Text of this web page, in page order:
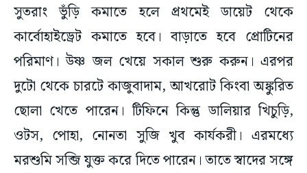
সুতরাং ভুঁড়ি কমাতে হলে প্রথমেই ডায়েট থেকে
কার্বোহাইড্রেট কমাতে হবে। বাড়াতে হবে প্রোটিনের
পরিমাণ। উষ্ণ জল খেয়ে সকাল শুরু করুন। এরপর
দুটো থেকে চারটে কাজুবাদাম, আখরোট কিংবা অঙ্কুরিত
ছোলা খেতে পারেন। টিফিনে কিন্তু ডালিয়ার খিচুড়ি,
ওটস, পোহা, নোনতা সুজি খুব কার্যকরী। এরমধ্যে
মরশুমি সব্জি যুক্ত করে দিতে পারেন। তাতে স্বাদের সঙ্গে